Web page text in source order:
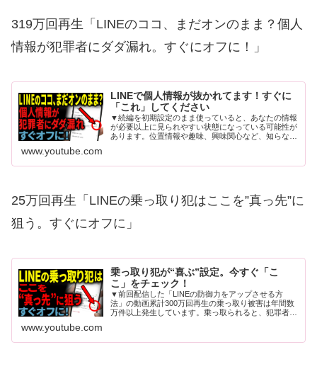
319万回再生「LINEのココ、まだオンのまま？個人
情報が犯罪者にダダ漏れ。すぐにオフに！」
LINEで個人情報が抜かれてます！すぐに
「これ」してください
▼続編を初期設定のまま使っていると、あなたの情報
が必要以上に見られやすい状態になっている可能性が
あります。位置情報や趣味、興味関心など、知らない
www.youtube.com
25万回再生「LINEの乗っ取り犯はここを”真っ先”に
狙う。すぐにオフに」
乗っ取り犯が“喜ぶ”設定。今すぐ「こ
こ」をチェック！
▼前回配信した「LINEの防御力をアップさせる方
法」の動画累計300万回再生の乗っ取り被害は年間数
万件以上発生しています。乗っ取られると、犯罪者が
www.youtube.com